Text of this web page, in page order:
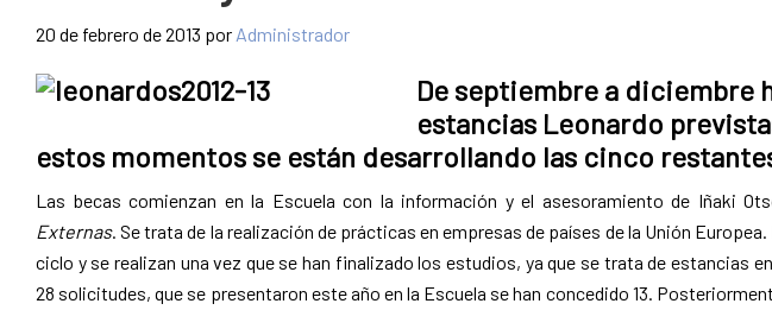
Pamplona
20 de febrero de 2013 por Administrador
De septiembre a diciembre
estancias Leonardo
estos momentos se están desarrollando las cinco
Las becas comienzan en la Escuela con la información y el asesoramiento de Iñaki
Externas. Se trata de la realización de prácticas en empresas de países de la Unión
ciclo y se realizan una vez que se han finalizado los estudios, ya que se trata de estancias
28 solicitudes, que se presentaron este año en la Escuela se han concedido 13.